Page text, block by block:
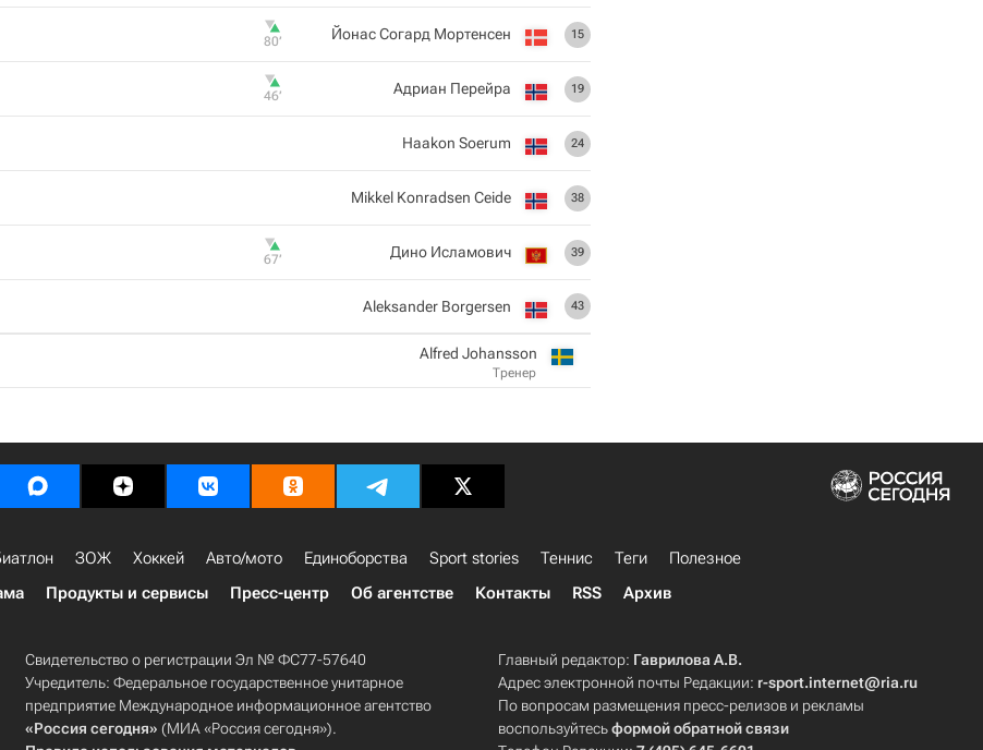
15
Йонас Согард Мортенсен
80‎’‎
19
Адриан Перейра
46‎’‎
24
Haakon Soerum
38
Mikkel Konradsen Ceide
39
Дино Исламович
67‎’‎
43
Aleksander Borgersen
Alfred Johansson
Тренер
ЗОЖ Хоккей Авто/мото Единоборства Sport stories Теннис Теги
Полезное
Продукты и сервисы Пресс-центр Об агентстве Контакты RSS Архив
Свидетельство о регистрации Эл № ФС77-57640
Учредитель: Федеральное государственное унитарное
предприятие Международное информационное агентство
«Россия сегодня» (МИА «Россия сегодня»).
Главный редактор: Гаврилова А.В.
Адрес электронной почты Редакции: r-sport.internet@ria.ru
По вопросам размещения пресс-релизов и рекламы
воспользуйтесьформой обратной связи